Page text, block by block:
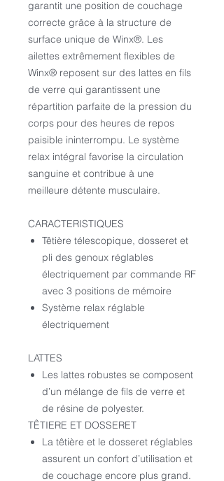
garantit une position de couchage
correcte grâce à la structure de
surface unique de Winx®. Les
ailettes extrêmement flexibles de
Winx® reposent sur des lattes en fils
de verre qui garantissent une
répartition parfaite de la pression du
corps pour des heures de repos
paisible ininterrompu. Le système
relax intégral favorise la circulation
sanguine et contribue à une
meilleure détente musculaire.
CARACTERISTIQUES
Têtière télescopique, dosseret et
pli des genoux réglables
électriquement par commande RF
avec 3 positions de mémoire
Système relax réglable
électriquement
LATTES
Les lattes robustes se composent
d’un mélange de fils de verre et
de résine de polyester.
TÊTIERE ET DOSSERET
La têtière et le dosseret réglables
assurent un confort d’utilisation et
de couchage encore plus grand.